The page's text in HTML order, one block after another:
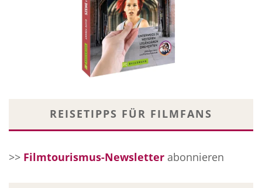
REISETIPPS FÜR FILMFANS
>> Filmtourismus-Newsletter abonnieren